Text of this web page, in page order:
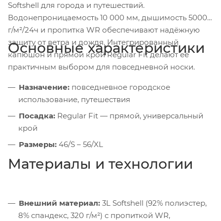
Softshell для города и путешествий.
Водонепроницаемость 10 000 мм, дышимость 5000
г/м²/24ч и пропитка WR обеспечивают надёжную
защиту от ветра и дождя. Интегрированный
капюшон и прямой крой Regular Fit делают её
практичным выбором для повседневной носки.
Основные характеристики
Назначение: повседневное городское
использование, путешествия
Посадка: Regular Fit — прямой, универсальный
крой
Размеры: 46/S – 56/XL
Материалы и технологии
Внешний материал: 3L Softshell (92% полиэстер,
8% спандекс, 320 г/м²) с пропиткой WR,